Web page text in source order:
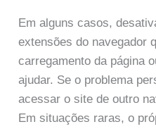
Em alguns casos,
extensões do navegador
carregamento da página
ajudar. Se o problema
acessar o site de outro
Em situações raras, o